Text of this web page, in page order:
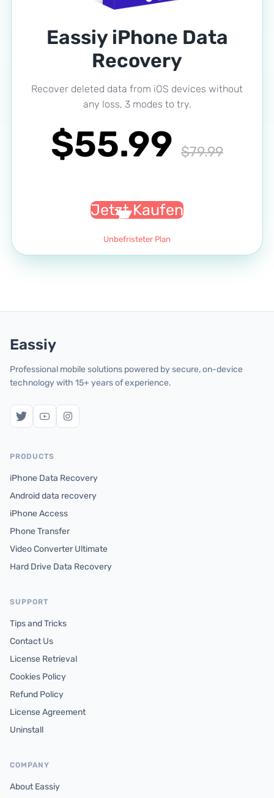
Eassiy iPhone Data
Recovery
Recover deleted data from iOS devices without
any loss, 3 modes to try.
$55.99 $79.99
Jetzt Kaufen
Unbefristeter Plan
Eassiy
Professional mobile solutions powered by secure, on-device
technology with 15+ years of experience.
PRODUCTS
iPhone Data Recovery
Android data recovery
iPhone Access
Phone Transfer
Video Converter Ultimate
Hard Drive Data Recovery
SUPPORT
Tips and Tricks
Contact Us
License Retrieval
Cookies Policy
Refund Policy
License Agreement
Uninstall
COMPANY
About Eassiy